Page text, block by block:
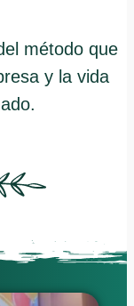
método que
y la vida